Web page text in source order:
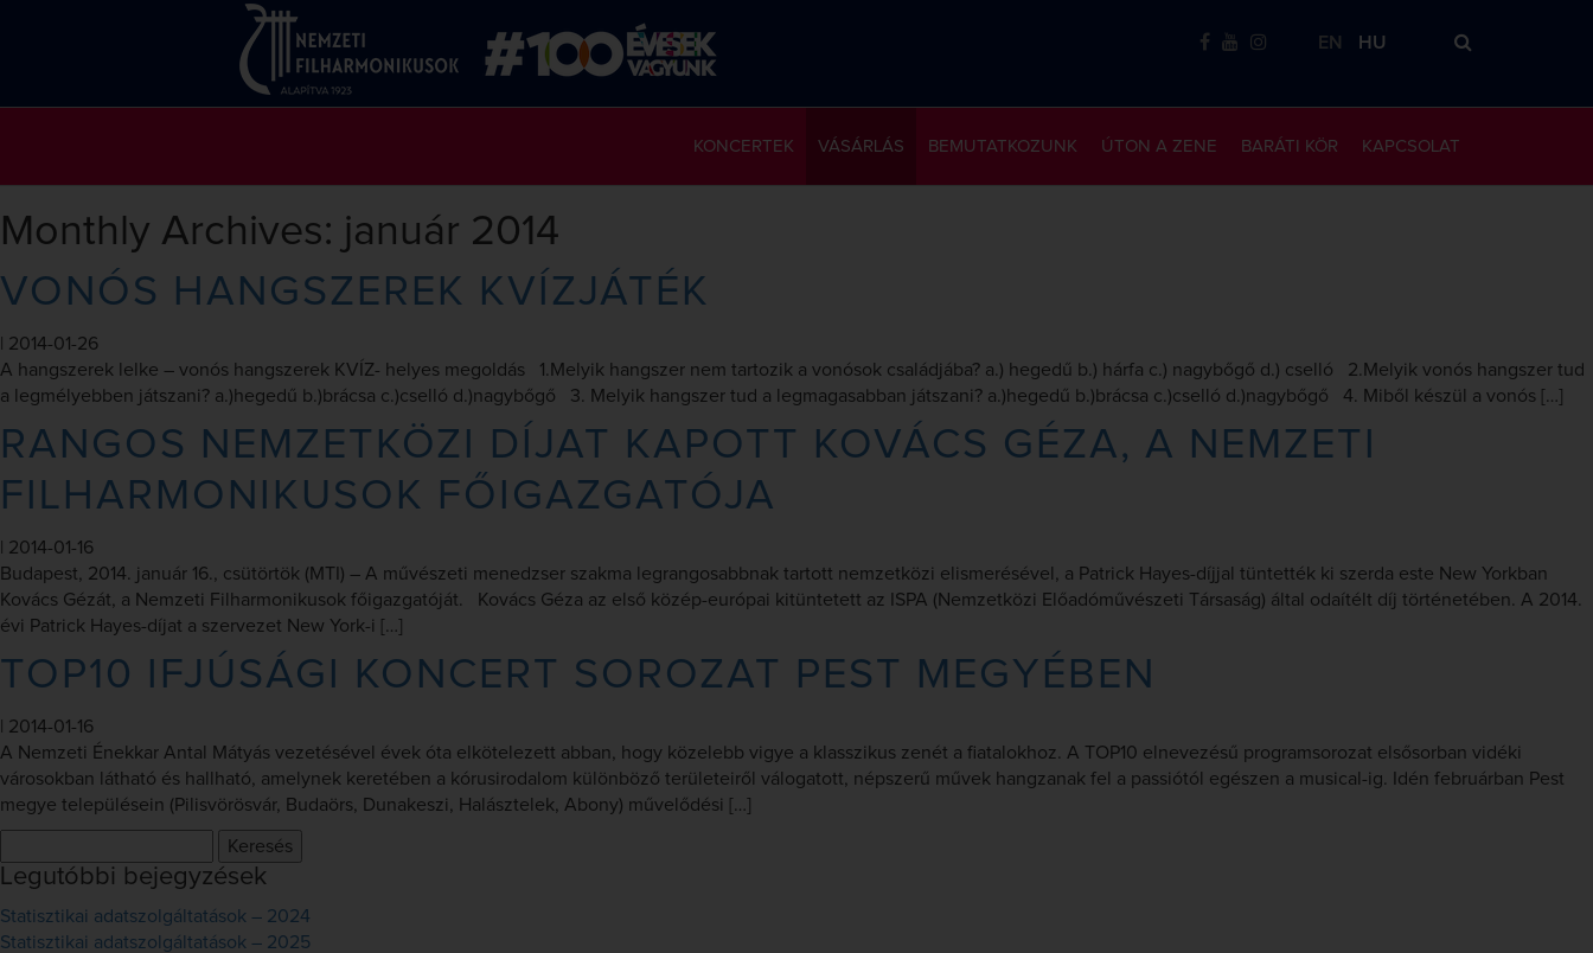
EN HU
KAPCSOLAT
BARÁTI KÖR
ÚTON A ZENE
KONCERTEK VÁSÁRLÁS BEMUTATKOZUNK
Monthly Archives: január 2014
VONÓS HANGSZEREK KVÍZJÁTÉK
2014-01-26
A hangszerek lelke – vonós hangszerek KVÍZ- helyes megoldás 1.Melyik hangszer nem tartozik a vonósok családjába? a.) hegedű b.) hárfa c.) nagybőgő d.) cselló 2.Melyik vonós hangszer tud
a legmélyebben játszani? a.)hegedű b.)brácsa c.)cselló d.)nagybőgő 3. Melyik hangszer tud a legmagasabban játszani? a.)hegedű b.)brácsa c.)cselló d.)nagybőgő 4. Miből készül a vonós […]
RANGOS NEMZETKÖZI DÍJAT KAPOTT KOVÁCS GÉZA, A NEMZETI
FILHARMONIKUSOK FŐIGAZGATÓJA
2014-01-16
Budapest, 2014. január 16., csütörtök (MTI) – A művészeti menedzser szakma legrangosabbnak tartott nemzetközi elismerésével, a Patrick Hayes-díjjal tüntették ki szerda este New Yorkban
Kovács Gézát, a Nemzeti Filharmonikusok főigazgatóját. Kovács Géza az első közép-európai kitüntetett az ISPA (Nemzetközi Előadóművészeti Társaság) által odaítélt díj történetében. A 2014.
évi Patrick Hayes-díjat a szervezet New York-i […]
TOP10 IFJÚSÁGI KONCERT SOROZAT PEST MEGYÉBEN
2014-01-16
A Nemzeti Énekkar Antal Mátyás vezetésével évek óta elkötelezett abban, hogy közelebb vigye a klasszikus zenét a fiatalokhoz. A TOP10 elnevezésű programsorozat elsősorban vidéki
városokban látható és hallható, amelynek keretében a kórusirodalom különböző területeiről válogatott, népszerű művek hangzanak fel a passiótól egészen a musical-ig. Idén februárban Pest
megye településein (Pilisvörösvár, Budaörs, Dunakeszi, Halásztelek, Abony) művelődési […]
Legutóbbi bejegyzések
Statisztikai adatszolgáltatások – 2024
Statisztikai adatszolgáltatások – 2025